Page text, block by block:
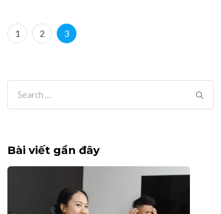
Posts
navigation
Page
1 Page
2 Page
3
Search
for:
Bài viết gần đây